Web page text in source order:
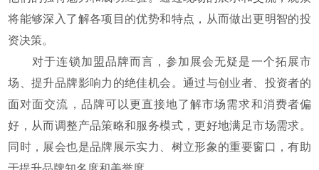
将能够深入了解各项目的优势和特点，从而做出更明智的投
资决策。
对于连锁加盟品牌而言，参加展会无疑是一个拓展市
场、提升品牌影响力的绝佳机会。通过与创业者、投资者的
面对面交流，品牌可以更直接地了解市场需求和消费者偏
好，从而调整产品策略和服务模式，更好地满足市场需求。
同时，展会也是品牌展示实力、树立形象的重要窗口，有助